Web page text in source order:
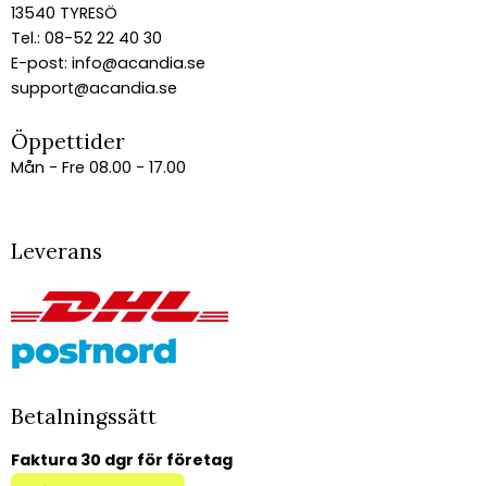
13540 TYRESÖ
Tel.: 08-52 22 40 30
E-post: info@acandia.se
support@acandia.se
Öppettider
Mån - Fre 08.00 - 17.00
Leverans
Betalningssätt
Faktura 30 dgr för företag